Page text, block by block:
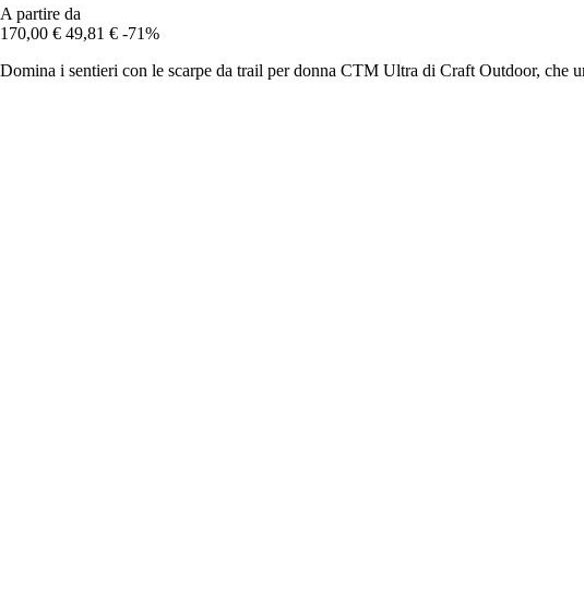
A partire da
170,00 € 49,81 € -71%
Domina i sentieri con le scarpe da trail per donna CTM Ultra di Craft Outdoor, che